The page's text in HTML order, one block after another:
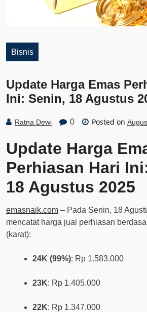
Bisnis
Update Harga Emas
Ini: Senin, 18 Agustus
Ratna Dewi 0 Posted on
Update Harga
Perhiasan Hari
18 Agustus 2025
emasnaik.com – Pada Senin, 18
mencatat harga jual perhiasan
(karat):
24K (99%): Rp 1.583.000
23K: Rp 1.405.000
22K: Rp 1.347.000